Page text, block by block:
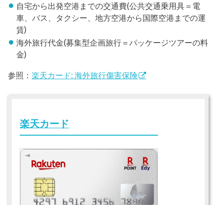
自宅から出発空港までの交通費(公共交通乗用具＝電
車、バス、タクシー、地方空港から国際空港までの運
賃)
海外旅行代金(募集型企画旅行＝パッケージツアーの料
金)
参照：楽天カード: 海外旅行傷害保険
楽天カード